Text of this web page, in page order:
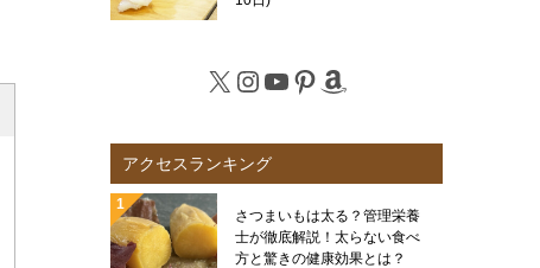
X Instagram
YouTube
Pinterest
Amazon
アクセスランキング
さつまいもは太る？管理栄養
士が徹底解説！太らない食べ
方と驚きの健康効果とは？